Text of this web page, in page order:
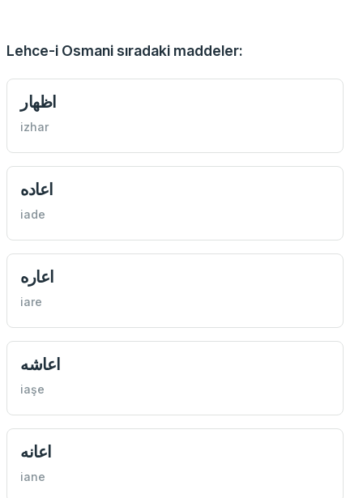
Lehce-i Osmani sıradaki maddeler:
اظهار
izhar
اعاده
iade
اعاره
iare
اعاشه
iaşe
اعانه
iane